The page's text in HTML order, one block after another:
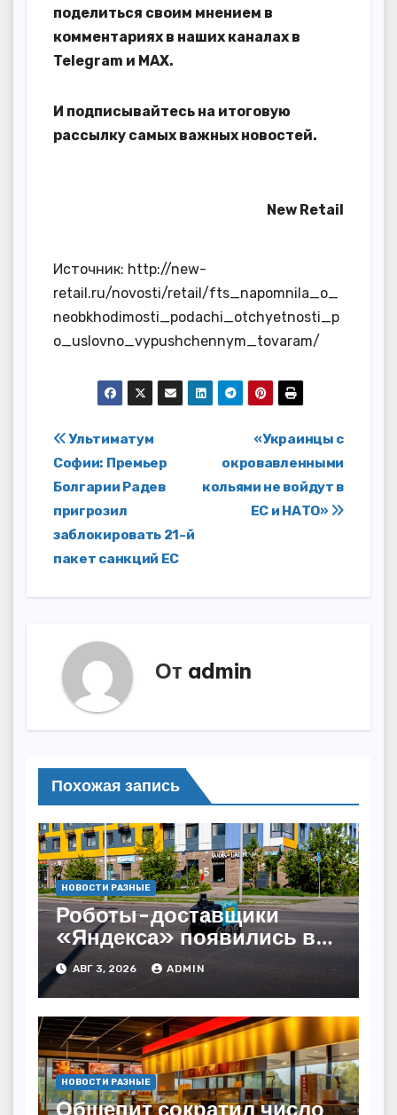
поделиться своим мнением в
комментариях в наших каналах в
Telegram и MAX.
И подписывайтесь на итоговую
рассылку самых важных новостей.
New Retail
Источник: http://new-
retail.ru/novosti/retail/fts_napomnila_o_
neobkhodimosti_podachi_otchyetnosti_p
o_uslovno_vypushchennym_tovaram/
Навигация
по
записям
«Украинцы с
окровавленными
кольями не войдут в
ЕС и НАТО»
Ультиматум
Софии: Премьер
Болгарии Радев
пригрозил
заблокировать 21-й
пакет санкций ЕС
От admin
Похожая запись
НОВОСТИ РАЗНЫЕ
Роботы-доставщики
«Яндекса» появились в
Казахстане
АВГ 3, 2026 ADMIN
НОВОСТИ РАЗНЫЕ
Общепит сократил число